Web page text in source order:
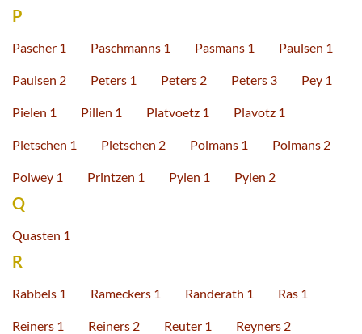
P
Pascher 1 Paschmanns 1 Pasmans 1 Paulsen 1
Paulsen 2 Peters 1 Peters 2 Peters 3 Pey 1
Pielen 1 Pillen 1 Platvoetz 1 Plavotz 1
Pletschen 1 Pletschen 2 Polmans 1 Polmans 2
Polwey 1 Printzen 1 Pylen 1 Pylen 2
Q
Quasten 1
R
Rabbels 1 Rameckers 1 Randerath 1 Ras 1
Reiners 1 Reiners 2 Reuter 1 Reyners 2